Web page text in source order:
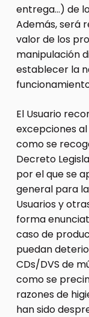
entrega…) de
Además, será
valor de los
manipulación
establecer la
El Usuario
excepciones
como se
Decreto
por el que se
general para
Usuarios y
forma
caso de
puedan
CDs/DVS de
como se
razones de
han sido